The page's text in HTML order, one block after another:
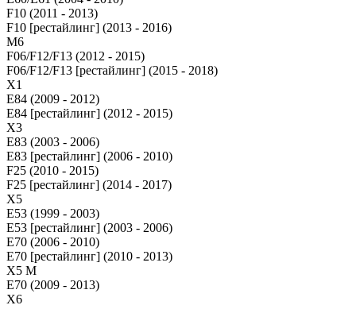
F10 (2011 - 2013)
F10 [рестайлинг] (2013 - 2016)
M6
F06/F12/F13 (2012 - 2015)
F06/F12/F13 [рестайлинг] (2015 - 2018)
X1
E84 (2009 - 2012)
E84 [рестайлинг] (2012 - 2015)
X3
E83 (2003 - 2006)
E83 [рестайлинг] (2006 - 2010)
F25 (2010 - 2015)
F25 [рестайлинг] (2014 - 2017)
X5
E53 (1999 - 2003)
E53 [рестайлинг] (2003 - 2006)
E70 (2006 - 2010)
E70 [рестайлинг] (2010 - 2013)
X5 M
E70 (2009 - 2013)
X6